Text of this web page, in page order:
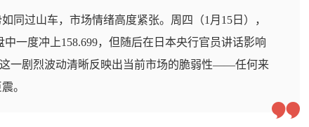
同过山车，市场情绪高度紧张。周四（1月15日），
一度冲上158.699，但随后在日本央行官员讲话影响
一剧烈波动清晰反映出当前市场的脆弱性——任何来
。